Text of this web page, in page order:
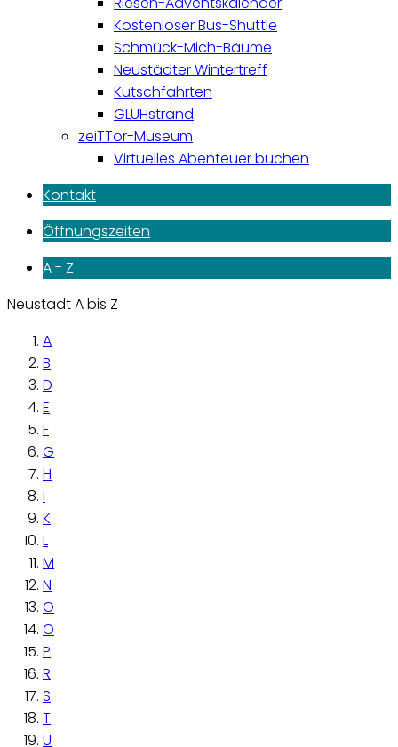
Kostenloser Bus-Shuttle
Schmück-Mich-Bäume
Neustädter Wintertreff
Kutschfahrten
GLÜHstrand
zeiTTor-Museum
Virtuelles Abenteuer buchen
Kontakt
Öffnungszeiten
A - Z
Neustadt A bis Z
A
B
D
E
F
G
H
I
K
L
M
N
Ö
O
P
R
S
T
U